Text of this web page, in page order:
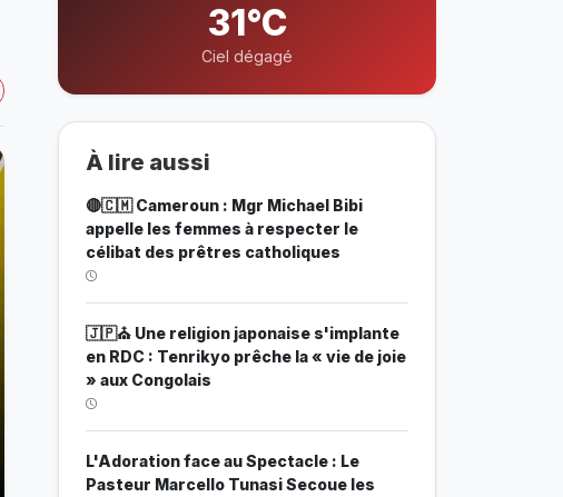
31°C
Ciel dégagé
À lire aussi
🔴🇨🇲 Cameroun : Mgr Michael Bibi
appelle les femmes à respecter le
célibat des prêtres catholiques
🇯🇵⛪ Une religion japonaise s'implante
en RDC : Tenrikyo prêche la « vie de joie
» aux Congolais
L'Adoration face au Spectacle : Le
Pasteur Marcello Tunasi Secoue les